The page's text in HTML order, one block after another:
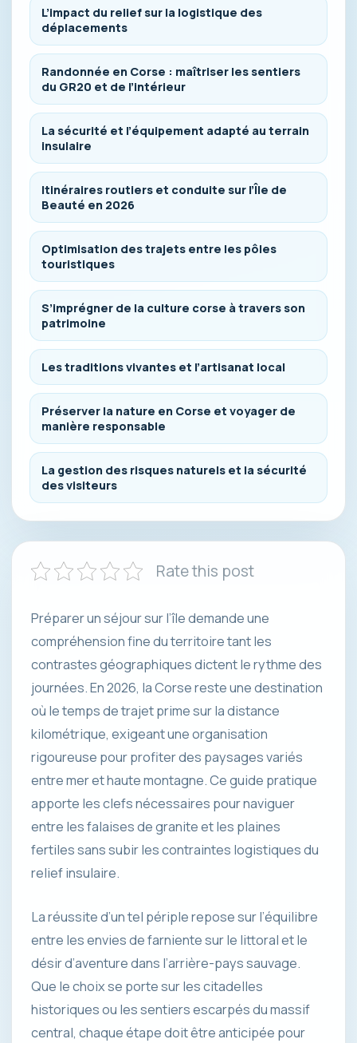
L’impact du relief sur la logistique des
déplacements
Randonnée en Corse : maîtriser les sentiers
du GR20 et de l’intérieur
La sécurité et l’équipement adapté au terrain
insulaire
Itinéraires routiers et conduite sur l’Île de
Beauté en 2026
Optimisation des trajets entre les pôles
touristiques
S’imprégner de la culture corse à travers son
patrimoine
Les traditions vivantes et l’artisanat local
Préserver la nature en Corse et voyager de
manière responsable
La gestion des risques naturels et la sécurité
des visiteurs
Rate this post
Préparer un séjour sur l’île demande une
compréhension fine du territoire tant les
contrastes géographiques dictent le rythme des
journées. En 2026, la Corse reste une destination
où le temps de trajet prime sur la distance
kilométrique, exigeant une organisation
rigoureuse pour profiter des paysages variés
entre mer et haute montagne. Ce guide pratique
apporte les clefs nécessaires pour naviguer
entre les falaises de granite et les plaines
fertiles sans subir les contraintes logistiques du
relief insulaire.
La réussite d’un tel périple repose sur l’équilibre
entre les envies de farniente sur le littoral et le
désir d’aventure dans l’arrière-pays sauvage.
Que le choix se porte sur les citadelles
historiques ou les sentiers escarpés du massif
central, chaque étape doit être anticipée pour